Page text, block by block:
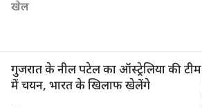
खेल
गुजरात के नील पटेल का ऑस्ट्रेलिया की टीम
में चयन, भारत के खिलाफ खेलेंगे